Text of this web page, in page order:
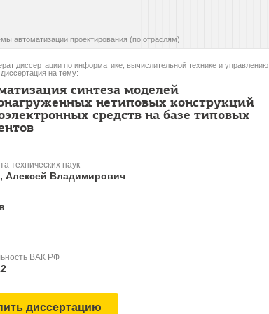
автоматизации проектирования (по отраслям)
диссертации по информатике, вычислительной технике и управлению,
на тему:
синтеза моделей
нетиповых конструкций
средств на базе типовых
технических наук
Алексей Владимирович
ВАК РФ
диссертацию